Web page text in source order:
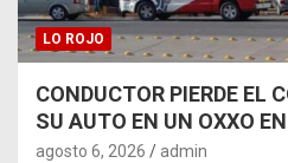
LO ROJO
CONDUCTOR PIERDE EL
SU AUTO EN UN OXXO
agosto 6, 2026 admin